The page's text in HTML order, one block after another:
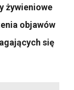
żywieniowe
objawów
się